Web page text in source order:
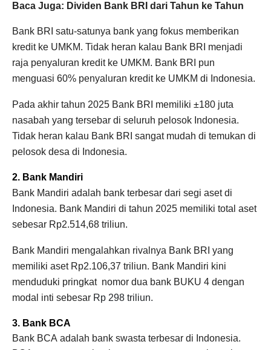
Baca Juga: Dividen Bank BRI dari Tahun ke Tahun
Bank BRI satu-satunya bank yang fokus memberikan
kredit ke UMKM. Tidak heran kalau Bank BRI menjadi
raja penyaluran kredit ke UMKM. Bank BRI pun
menguasi 60% penyaluran kredit ke UMKM di Indonesia.
Pada akhir tahun 2025 Bank BRI memiliki ±180 juta
nasabah yang tersebar di seluruh pelosok Indonesia.
Tidak heran kalau Bank BRI sangat mudah di temukan di
pelosok desa di Indonesia.
2. Bank Mandiri
Bank Mandiri adalah bank terbesar dari segi aset di
Indonesia. Bank Mandiri di tahun 2025 memiliki total aset
sebesar Rp2.514,68 triliun.
Bank Mandiri mengalahkan rivalnya Bank BRI yang
memiliki aset Rp2.106,37 triliun. Bank Mandiri kini
menduduki pringkat nomor dua bank BUKU 4 dengan
modal inti sebesar Rp 298 triliun.
3. Bank BCA
Bank BCA adalah bank swasta terbesar di Indonesia.